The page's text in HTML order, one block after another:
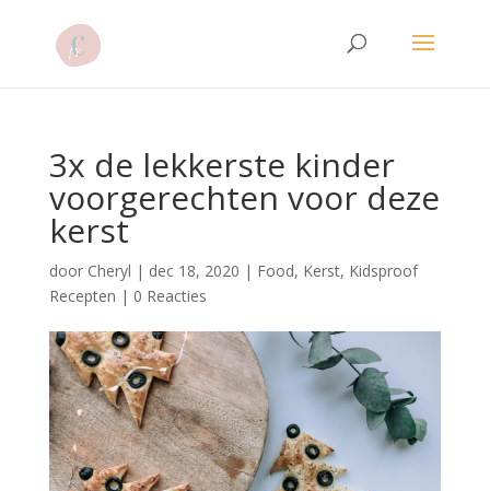
3x de lekkerste kinder
voorgerechten voor deze
kerst
door Cheryl | dec 18, 2020 | Food, Kerst, Kidsproof
Recepten | 0 Reacties